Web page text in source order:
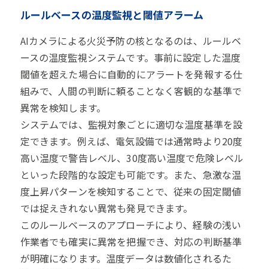
ルールベースの温度監視と閾値アラーム
AIカメラによる火災予防の核となるのは、ルールベ
ースの温度監視システムです。事前に設定した温度
閾値を超えた場合に自動的にアラートを発報する仕
組みで、人間の判断に頼ることなく客観的な基準で
異常を検知します。
システムでは、監視対象ごとに適切な温度基準を設
定できます。例えば、電気設備では通常時より20度
高い温度で警告レベル、30度高い温度で危険レベル
といった段階的な設定も可能です。また、急激な温
度上昇パターンを検知することで、従来の固定閾値
では捉えきれない異常も発見できます。
このルールベースのアプローチにより、経験の浅い
作業者でも確実に異常を把握でき、対応の判断基準
が明確になります。温度データは数値化されるた